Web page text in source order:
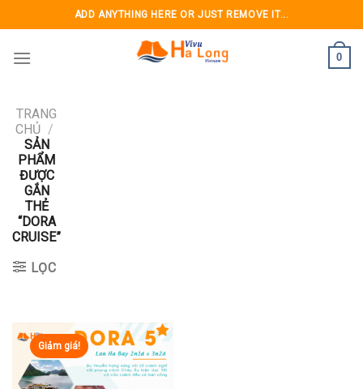
to
content
ADD ANYTHING HERE OR JUST REMOVE IT...
0
TRANG
CHỦ /
SẢN
PHẨM
ĐƯỢC
GẮN
THẺ
“DORA
CRUISE”
LỌC
Giảm giá!